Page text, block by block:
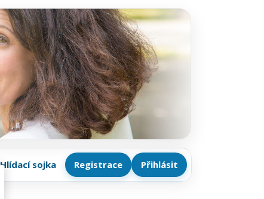
Hlídací sojka Registrace Přihlásit